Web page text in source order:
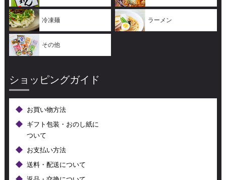
冷凍麺 ラーメン
その他
ショッピングガイド
お買い物方法
ギフト包装・おのし紙に
ついて
お支払い方法
送料・配送について